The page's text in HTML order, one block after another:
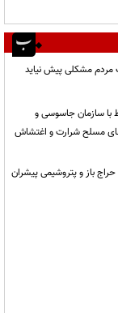
مردم مشکلی پیش نیاید
از مزدوران مرتبط با سازمان جاسوسی و
۴ نفر از اعضای باندهای مسلح شرارت و اغتشاش
کالا / حراج باز و پتروشیمی پیشران